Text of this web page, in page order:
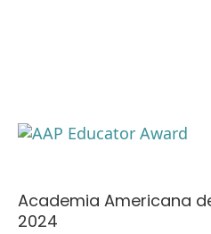
Academia Americana
2024